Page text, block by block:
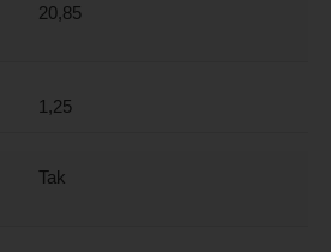
20,85
1,25
Tak